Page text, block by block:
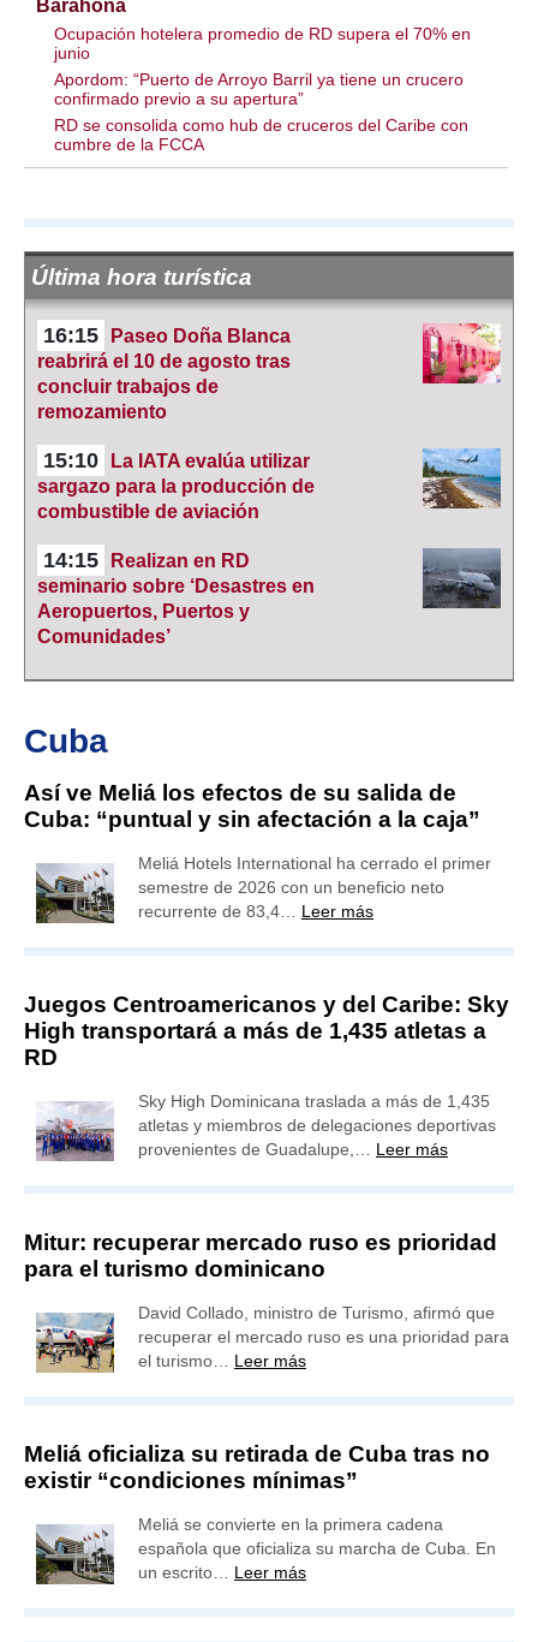
Barahona
Ocupación hotelera promedio de RD supera el 70% en
junio
Apordom: “Puerto de Arroyo Barril ya tiene un crucero
confirmado previo a su apertura”
RD se consolida como hub de cruceros del Caribe con
cumbre de la FCCA
Última hora turística
16:15
Paseo Doña Blanca
reabrirá el 10 de agosto tras
concluir trabajos de
remozamiento
15:10
La IATA evalúa utilizar
sargazo para la producción de
combustible de aviación
14:15
Realizan en RD
seminario sobre ‘Desastres en
Aeropuertos, Puertos y
Comunidades’
Cuba
Así ve Meliá los efectos de su salida de
Cuba: “puntual y sin afectación a la caja”
Meliá Hotels International ha cerrado el primer
semestre de 2026 con un beneficio neto
recurrente de 83,4… Leer más
Juegos Centroamericanos y del Caribe: Sky
High transportará a más de 1,435 atletas a
RD
Sky High Dominicana traslada a más de 1,435
atletas y miembros de delegaciones deportivas
provenientes de Guadalupe,… Leer más
Mitur: recuperar mercado ruso es prioridad
para el turismo dominicano
David Collado, ministro de Turismo, afirmó que
recuperar el mercado ruso es una prioridad para
el turismo… Leer más
Meliá oficializa su retirada de Cuba tras no
existir “condiciones mínimas”
Meliá se convierte en la primera cadena
española que oficializa su marcha de Cuba. En
un escrito… Leer más